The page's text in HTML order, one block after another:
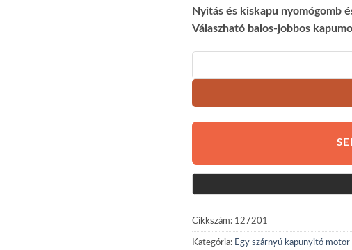
Nyitás és kiskapu nyomógomb
Válaszható balos-jobbos
Cikkszám: 127201
Kategória: Egy szárnyú kapunyitó motor